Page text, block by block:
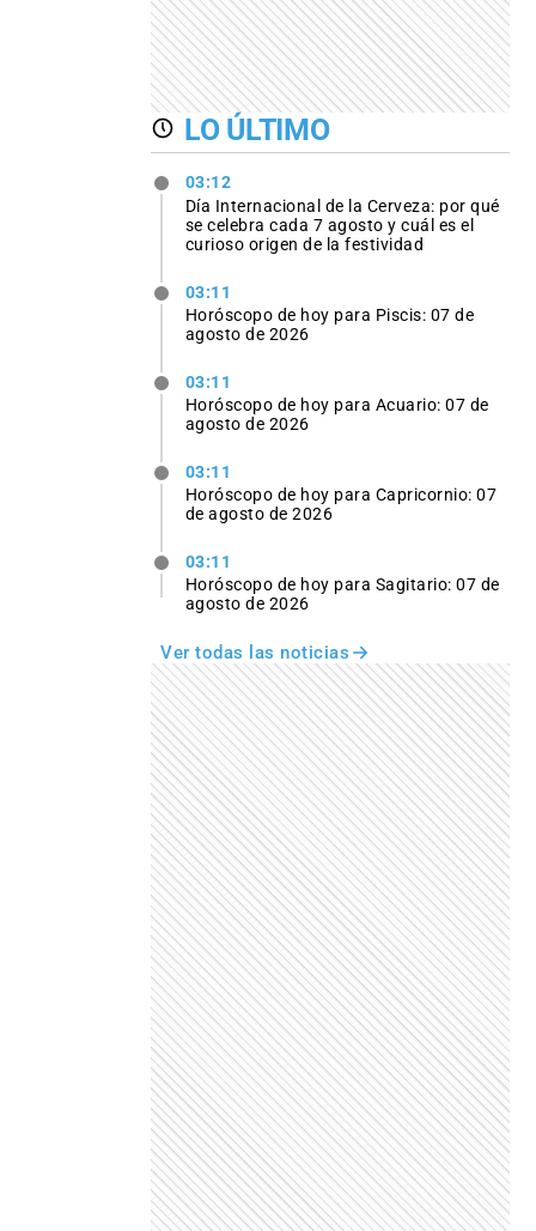
LO ÚLTIMO
03:12
Día Internacional de la Cerveza: por qué
se celebra cada 7 agosto y cuál es el
curioso origen de la festividad
03:11
Horóscopo de hoy para Piscis: 07 de
agosto de 2026
03:11
Horóscopo de hoy para Acuario: 07 de
agosto de 2026
03:11
Horóscopo de hoy para Capricornio: 07
de agosto de 2026
03:11
Horóscopo de hoy para Sagitario: 07 de
agosto de 2026
Ver todas las noticias